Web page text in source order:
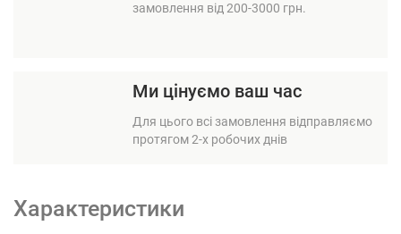
замовлення від 200-3000 грн.
Ми цінуємо ваш час
Для цього всі замовлення відправляємо
протягом 2-х робочих днів
Характеристики